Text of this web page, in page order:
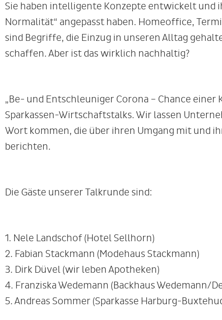
Sie haben intelligente Konzepte entwickelt und
Normalität“ angepasst haben. Homeoffice,
sind Begriffe, die Einzug in unseren Alltag
schaffen. Aber ist das wirklich nachhaltig?
„Be- und Entschleuniger Corona – Chance einer
Sparkassen-Wirtschaftstalks. Wir lassen
Wort kommen, die über ihren Umgang mit und
berichten.
Die Gäste unserer Talkrunde sind:
1. Nele Landschof (Hotel Sellhorn)
2. Fabian Stackmann (Modehaus Stackmann)
3. Dirk Düvel (wir leben Apotheken)
4. Franziska Wedemann (Backhaus Wedemann/
5. Andreas Sommer (Sparkasse Harburg-